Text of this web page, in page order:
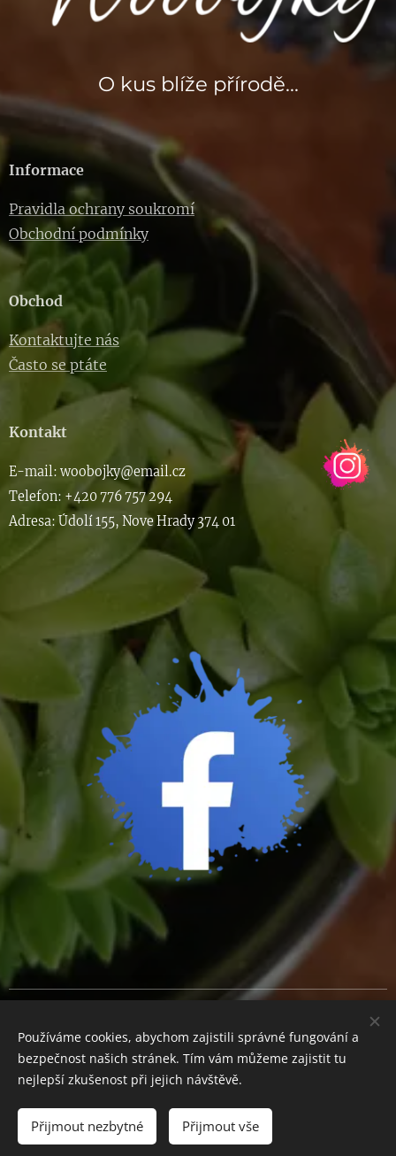
Do košíku
O kus blíže přírodě...
Informace
Pravidla ochrany soukromí
Obchodní podmínky
Obchod
Kontaktujte nás
Často se ptáte
Kontakt
E-mail: woobojky@email.cz
Telefon: +420 776 757 294
Adresa: Údolí 155, Nove Hrady 374 01
Měna
CZK Kč
EUR €
Používáme cookies, abychom zajistili správné fungování a
bezpečnost našich stránek. Tím vám můžeme zajistit tu
nejlepší zkušenost při jejich návštěvě.
Přijmout nezbytné Přijmout vše